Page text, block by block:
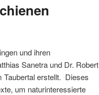
und ihren
Sanetra und Dr. Robert
Taubertal erstellt. Dieses
um naturinteressierte